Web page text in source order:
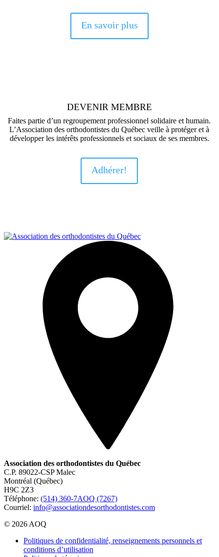
En savoir plus
DEVENIR MEMBRE
Faites partie d’un regroupement professionnel solidaire et humain.
L’Association des orthodontistes du Québec veille à protéger et à
développer les intérêts professionnels et sociaux de ses membres.
Adhérer!
Association des orthodontistes du Québec
C.P. 89022-CSP Malec
Montréal (Québec)
H9C 2Z3
Téléphone: (514) 360-7AOQ (7267)
Courriel: info@associationdesorthodontistes.com
© 2026 AOQ
Politiques de confidentialité, renseignements personnels et
conditions d’utilisation